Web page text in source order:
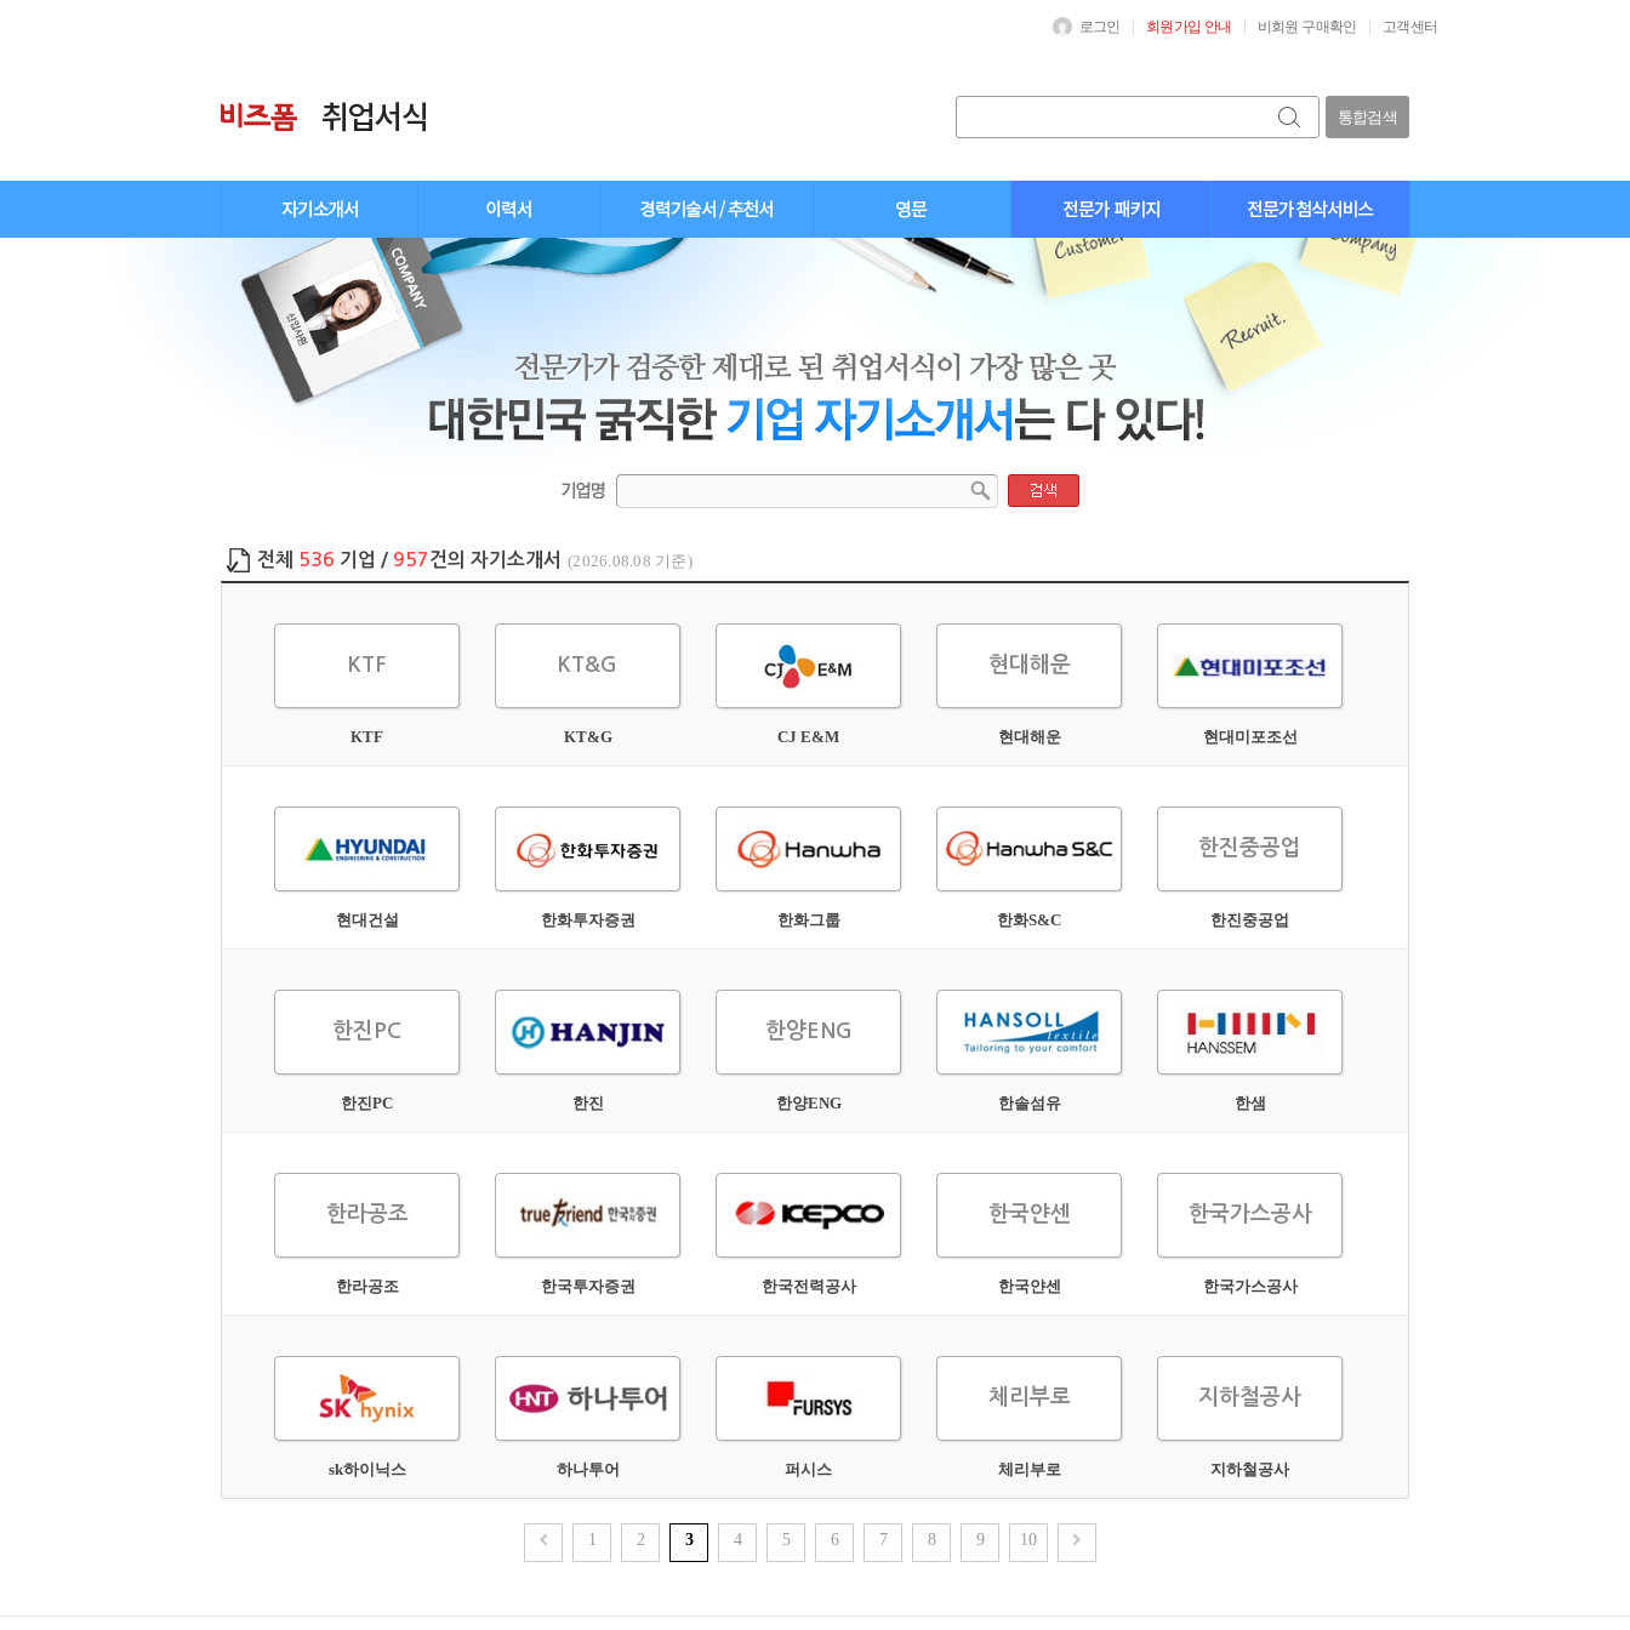
로그인 회원가입 안내 비회원 구매확인 고객센터
통합검색
전체 536 기업 / 957 건의 자기소개서 (2026.08.08 기준)
KTF
KTF
KT&G
KT&G CJ E&M
현대해운
현대해운 현대미포조선
현대건설 한화투자증권 한화그룹 한화S&C
한진중공업
한진중공업
한진PC
한진PC 한진
한양ENG
한양ENG 한솔섬유 한샘
한라공조
한라공조 한국투자증권 한국전력공사
한국얀센
한국얀센
한국가스공사
한국가스공사
sk하이닉스 하나투어 퍼시스
체리부로
체리부로
지하철공사
지하철공사
1 2 3 4 5 6 7 8 9 10